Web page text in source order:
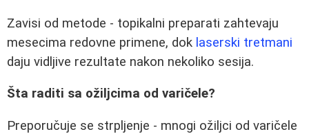
Zavisi od metode - topikalni preparati zahtevaju
mesecima redovne primene, dok laserski tretmani
daju vidljive rezultate nakon nekoliko sesija.
Šta raditi sa ožiljcima od varičele?
Preporučuje se strpljenje - mnogi ožiljci od varičele